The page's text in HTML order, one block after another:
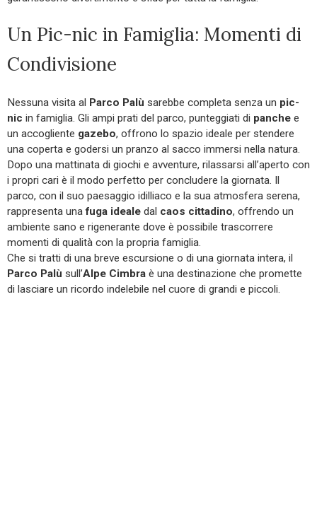
Un Pic-nic in Famiglia: Momenti di
Condivisione
Nessuna visita al Parco Palù sarebbe completa senza un pic-
nic in famiglia. Gli ampi prati del parco, punteggiati di panche e
un accogliente gazebo, offrono lo spazio ideale per stendere
una coperta e godersi un pranzo al sacco immersi nella natura.
Dopo una mattinata di giochi e avventure, rilassarsi all’aperto con
i propri cari è il modo perfetto per concludere la giornata. Il
parco, con il suo paesaggio idilliaco e la sua atmosfera serena,
rappresenta unafuga ideale dal caos cittadino, offrendo un
ambiente sano e rigenerante dove è possibile trascorrere
momenti di qualità con la propria famiglia.
Che si tratti di una breve escursione o di una giornata intera, il
Parco Palù sull’Alpe Cimbra è una destinazione che promette
di lasciare un ricordo indelebile nel cuore di grandi e piccoli.